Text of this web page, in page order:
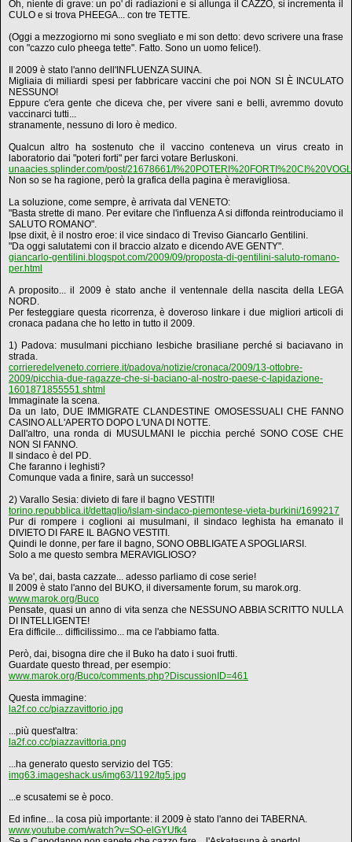
Oh, niente di grave: un po' di radiazioni e si allunga il CAZZO, si incrementa il
CULO e si trova PHEEGA... con tre TETTE.
(Oggi a mezzogiorno mi sono svegliato e mi son detto: devo scrivere una frase
con "cazzo culo pheega tette". Fatto. Sono un uomo felice!).
Il 2009 è stato l'anno dell'INFLUENZA SUINA.
Migliaia di miliardi spesi per fabbricare vaccini che poi NON SI È INCULATO
NESSUNO!
Eppure c'era gente che diceva che, per vivere sani e belli, avremmo dovuto
vaccinarci tutti...
stranamente, nessuno di loro è medico.
Qualcun altro ha sostenuto che il vaccino conteneva un virus creato in
laboratorio dai "poteri forti" per farci votare Berluskoni.
unaacies.splinder.com/post/21678661/
Non so se ha ragione, però la grafica della pagina è meravigliosa.
La soluzione, come sempre, è arrivata dal VENETO:
"Basta strette di mano. Per evitare che l'influenza A si diffonda reintroduciamo il
SALUTO ROMANO".
Ipse dixit, è il nostro eroe: il vice sindaco di Treviso Giancarlo Gentilini.
"Da oggi salutatemi con il braccio alzato e dicendo AVE GENTY".
giancarlo-gentilini.blogspot.com/2009/09/proposta-di-gentilini-saluto-romano-
per.html
A proposito... il 2009 è stato anche il ventennale della nascita della LEGA
NORD.
Per festeggiare questa ricorrenza, è doveroso linkare i due migliori articoli di
cronaca padana che ho letto in tutto il 2009.
1) Padova: musulmani picchiano lesbiche brasiliane perché si baciavano in
strada.
corrieredelveneto.corriere.it/padova/notizie/cronaca/2009/13-ottobre-
2009/picchia-due-ragazze-che-si-baciano-al-nostro-paese-c-lapidazione-
1601871855551.shtml
Immaginate la scena.
Da un lato, DUE IMMIGRATE CLANDESTINE OMOSESSUALI CHE FANNO
CASINO ALL'APERTO DOPO L'UNA DI NOTTE.
Dall'altro, una ronda di MUSULMANI le picchia perché SONO COSE CHE
NON SI FANNO.
Il sindaco è del PD.
Che faranno i leghisti?
Comunque vada a finire, sarà un successo!
2) Varallo Sesia: divieto di fare il bagno VESTITI!
torino.repubblica.it/dettaglio/islam-sindaco-piemontese-vieta-burkini/1699217
Pur di rompere i coglioni ai musulmani, il sindaco leghista ha emanato il
DIVIETO DI FARE IL BAGNO VESTITI.
Quindi le donne, per fare il bagno, SONO OBBLIGATE A SPOGLIARSI.
Solo a me questo sembra MERAVIGLIOSO?
Va be', dai, basta cazzate... adesso parliamo di cose serie!
Il 2009 è stato l'anno del BUKO, il diversamente forum, su marok.org.
www.marok.org/Buco
Pensate, quasi un anno di vita senza che NESSUNO ABBIA SCRITTO NULLA
DI INTELLIGENTE!
Era difficile... difficilissimo... ma ce l'abbiamo fatta.
Però, dai, bisogna dire che il Buko ha dato i suoi frutti.
Guardate questo thread, per esempio:
www.marok.org/Buco/comments.php?DiscussionID=461
Questa immagine:
la2f.co.cc/piazzavittorio.jpg
...più quest'altra:
la2f.co.cc/piazzavittoria.png
...ha generato questo servizio del TG5:
img63.imageshack.us/img63/1192/tg5.jpg
...e scusatemi se è poco.
Ed infine... la cosa più importante: il 2009 è stato l'anno dei TABERNA.
www.youtube.com/watch?v=SO-elGYUfk4